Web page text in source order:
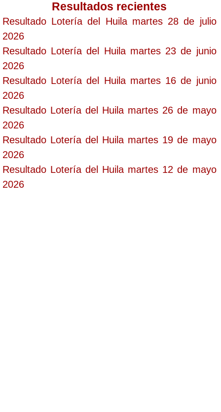
Resultados recientes
Resultado Lotería del Huila martes 28 de julio
2026
Resultado Lotería del Huila martes 23 de junio
2026
Resultado Lotería del Huila martes 16 de junio
2026
Resultado Lotería del Huila martes 26 de mayo
2026
Resultado Lotería del Huila martes 19 de mayo
2026
Resultado Lotería del Huila martes 12 de mayo
2026